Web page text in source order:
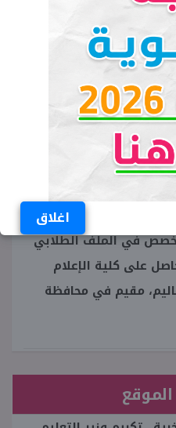
اغلاق
علمي
ادبي
علمي علوم
العالي
في الملف الطلابي
على كلية الإعلام
مقيم في محافظة